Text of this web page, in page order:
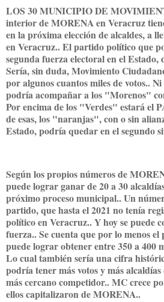
LOS 30 MUNICIPIO DE
interior de MORENA en Veracruz
en la próxima elección de alcaldes, a
en Veracruz.. El partido político que
segunda fuerza electoral en el Estado,
Sería, sin duda, Movimiento
por algunos cuantos miles de votos..
podría acompañar a los "Morenos"
Por encima de los "Verdes" estará el
de esas, los "naranjas", con o sin
Estado, podría quedar en el segundo
Según los propios números de
puede lograr ganar de 20 a 30
próximo proceso municipal.. Un
partido, que hasta el 2021 no tenía
político en Veracruz.. Y hoy se puede
fuerza.. Se cuenta que por lo menos
puede lograr obtener entre 350 a 400
Lo cual también sería una cifra
podría tener más votos y más
más cercano competidor.. MC crece
ellos capitalizaron de MORENA..